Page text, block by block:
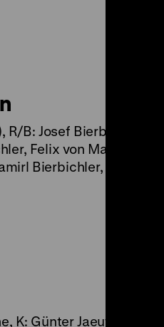
B: Josef Bierbichler, K:
Felix von Manteuffel,
Bierbichler, Heinz
K: Günter Jaeuthe, Lothar